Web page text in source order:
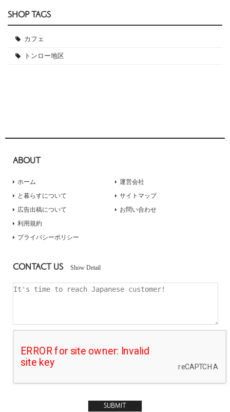
SHOP TAGS
カフェ
トンロー地区
ABOUT
ホーム
と暮らすについて
広告出稿について
運営会社
サイトマップ
お問い合わせ
利用規約
プライバシーポリシー
CONTACT US Show Detail